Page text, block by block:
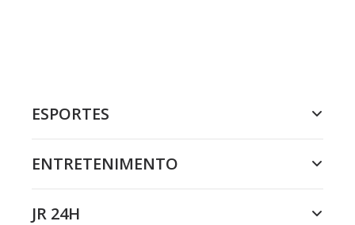
ESPORTES
ENTRETENIMENTO
JR 24H